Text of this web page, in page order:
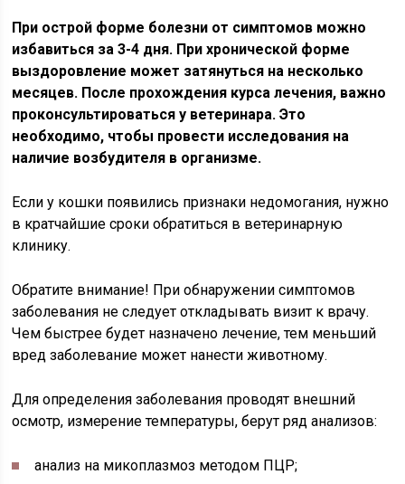
При острой форме болезни от симптомов можно
избавиться за 3-4 дня. При хронической форме
выздоровление может затянуться на несколько
месяцев. После прохождения курса лечения, важно
проконсультироваться у ветеринара. Это
необходимо, чтобы провести исследования на
наличие возбудителя в организме.
Если у кошки появились признаки недомогания, нужно
в кратчайшие сроки обратиться в ветеринарную
клинику.
Обратите внимание! При обнаружении симптомов
заболевания не следует откладывать визит к врачу.
Чем быстрее будет назначено лечение, тем меньший
вред заболевание может нанести животному.
Для определения заболевания проводят внешний
осмотр, измерение температуры, берут ряд анализов:
анализ на микоплазмоз методом ПЦР;